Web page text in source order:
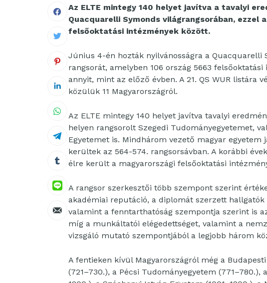
Az ELTE mintegy 140 helyet javítva a tavalyi
Quacquarelli Symonds világrangsorában, ezzel
felsőoktatási intézmények között.
Június 4-én hozták nyilvánosságra a Quacquarelli
rangsorát, amelyben 106 ország 5663
annyit, mint az előző évben. A 21. QS WUR listára
közülük 11 Magyarországról.
Az ELTE mintegy 140 helyet javítva tavalyi
helyen rangsorolt Szegedi Tudományegyetemet,
Egyetemet is. Mindhárom vezető magyar
kerültek az 564-574. rangsorsávban. A korábbi
élre került a magyarországi felsőoktatási
A rangsor szerkesztői több szempont szerint
akadémiai reputáció, a diplomát szerzett
valamint a fenntarthatóság szempontja szerint is
míg a munkáltatói elégedettséget, valamint a
vizsgáló mutató szempontjából a legjobb három
A fentieken kívül Magyarországról még a
(721–730.), a Pécsi Tudományegyetem (771–780.),